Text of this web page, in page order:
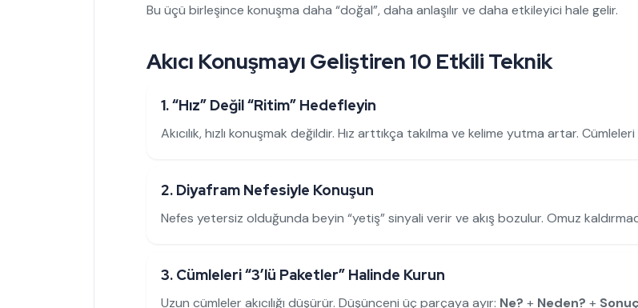
Bu üçü birleşince konuşma daha “doğal”, daha anlaşılır ve daha etkileyici hale gelir.
Akıcı Konuşmayı Geliştiren 10 Etkili Teknik
1. “Hız” Değil “Ritim” Hedefleyin
Akıcılık, hızlı konuşmak değildir. Hız arttıkça takılma ve kelime yutma artar. Cümleleri
2. Diyafram Nefesiyle Konuşun
Nefes yetersiz olduğunda beyin “yetiş” sinyali verir ve akış bozulur. Omuz
3. Cümleleri “3’lü Paketler” Halinde Kurun
Uzun cümleler akıcılığı düşürür. Düşünceni üç parçaya ayır: Ne? + Neden? +